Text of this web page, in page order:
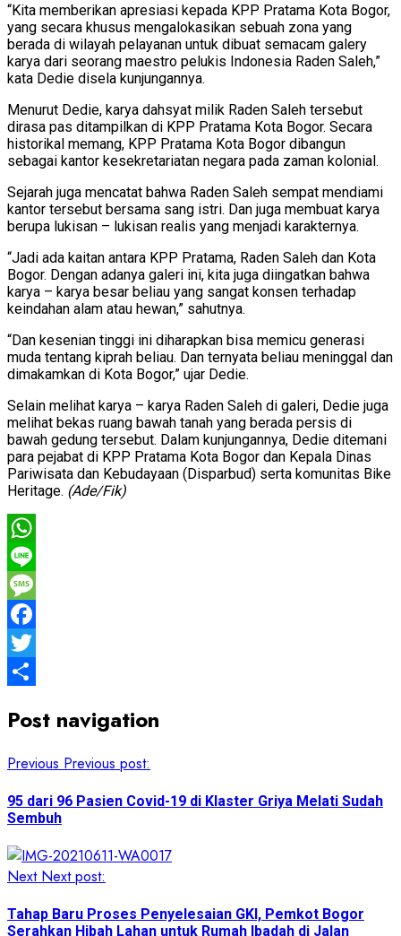
“Kita memberikan apresiasi kepada KPP Pratama Kota Bogor,
yang secara khusus mengalokasikan sebuah zona yang
berada di wilayah pelayanan untuk dibuat semacam galery
karya dari seorang maestro pelukis Indonesia Raden Saleh,”
kata Dedie disela kunjungannya.
Menurut Dedie, karya dahsyat milik Raden Saleh tersebut
dirasa pas ditampilkan di KPP Pratama Kota Bogor. Secara
historikal memang, KPP Pratama Kota Bogor dibangun
sebagai kantor kesekretariatan negara pada zaman kolonial.
Sejarah juga mencatat bahwa Raden Saleh sempat mendiami
kantor tersebut bersama sang istri. Dan juga membuat karya
berupa lukisan – lukisan realis yang menjadi karakternya.
“Jadi ada kaitan antara KPP Pratama, Raden Saleh dan Kota
Bogor. Dengan adanya galeri ini, kita juga diingatkan bahwa
karya – karya besar beliau yang sangat konsen terhadap
keindahan alam atau hewan,” sahutnya.
“Dan kesenian tinggi ini diharapkan bisa memicu generasi
muda tentang kiprah beliau. Dan ternyata beliau meninggal dan
dimakamkan di Kota Bogor,” ujar Dedie.
Selain melihat karya – karya Raden Saleh di galeri, Dedie juga
melihat bekas ruang bawah tanah yang berada persis di
bawah gedung tersebut. Dalam kunjungannya, Dedie ditemani
para pejabat di KPP Pratama Kota Bogor dan Kepala Dinas
Pariwisata dan Kebudayaan (Disparbud) serta komunitas Bike
Heritage. (Ade/Fik)
WhatsApp
Line
Message
Facebook
Twitter
Post navigation
Previous Previous post:
95 dari 96 Pasien Covid-19 di Klaster Griya Melati Sudah
Sembuh
Next Next post:
Tahap Baru Proses Penyelesaian GKI, Pemkot Bogor
Serahkan Hibah Lahan untuk Rumah Ibadah di Jalan